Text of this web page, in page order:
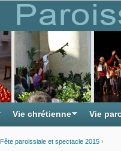
Fête paroissiale et spectacle 2015 ›
Vie chrétienne Vie